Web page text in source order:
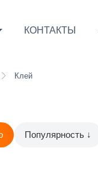
КОНТАКТЫ
Клей
Популярность ↓